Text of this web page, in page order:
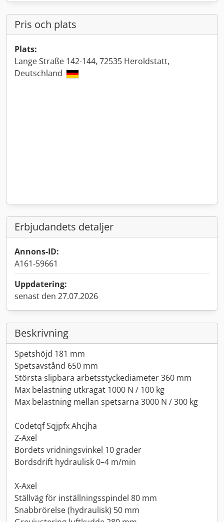
Pris och plats
Plats:
Lange Straße 142-144, 72535 Heroldstatt,
Deutschland
Erbjudandets detaljer
Annons-ID:
A161-59661
Uppdatering:
senast den 27.07.2026
Beskrivning
Spetshöjd 181 mm
Spetsavstånd 650 mm
Största slipbara arbetsstyckediameter 360 mm
Max belastning utkragat 1000 N / 100 kg
Max belastning mellan spetsarna 3000 N / 300 kg
Codetqf Sqjpfx Ahcjha
Z-Axel
Bordets vridningsvinkel 10 grader
Bordsdrift hydraulisk 0–4 m/min
X-Axel
Ställväg för inställningsspindel 80 mm
Snabbrörelse (hydraulisk) 50 mm